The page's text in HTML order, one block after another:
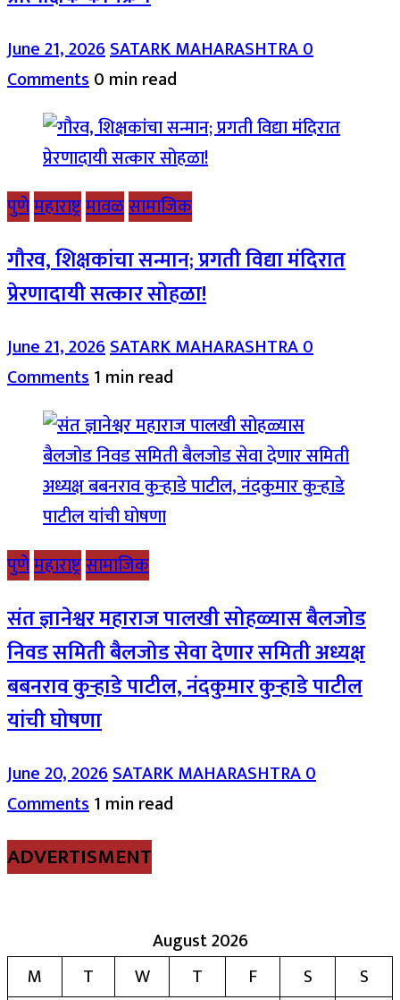
June 21, 2026SATARK MAHARASHTRA0
Comments0 min read
पुणेमहाराष्ट्रमावळसामाजिक
गौरव, शिक्षकांचा सन्मान; प्रगती विद्या मंदिरात
प्रेरणादायी सत्कार सोहळा!
June 21, 2026SATARK MAHARASHTRA0
Comments1 min read
पुणेमहाराष्ट्रसामाजिक
संत ज्ञानेश्वर महाराज पालखी सोहळ्यास बैलजोड
निवड समिती बैलजोड सेवा देणार समिती अध्यक्ष
बबनराव कुऱ्हाडे पाटील, नंदकुमार कुऱ्हाडे पाटील
यांची घोषणा
June 20, 2026SATARK MAHARASHTRA0
Comments1 min read
ADVERTISMENT
August 2026
M
T W T F S
S